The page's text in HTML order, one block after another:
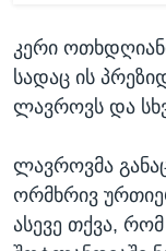
კერი
სადაც ის
ლავროვს და
ლავროვმა
ორმხრივ
ასევე თქვა,